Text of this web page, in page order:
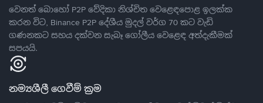
වෙනත් බොහෝ P2P වේදිකා නිශ්චිත වෙළෙඳපොළ ඉලක්ක
කරන විට, Binance P2P දේශීය මුදල් වර්ග 70 කට වැඩි
ගණනකට සහය දක්වන සැබෑ ගෝලීය වෙළෙඳ අත්දැකීමක්
සපයයි.
නම්‍යශීලී ගෙවීම් ක්‍රම